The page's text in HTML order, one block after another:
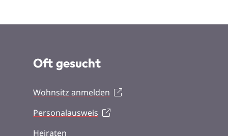
Oft gesucht
Wohnsitz anmelden
Personalausweis
Heiraten